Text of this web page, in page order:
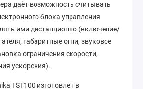
даёт возможность считывать
блока управления
ими дистанционно (включение/
габаритные огни, звуковое
ограничения скорости,
ускорения).
TST100 изготовлен в